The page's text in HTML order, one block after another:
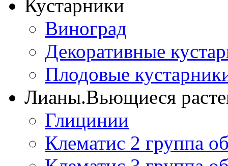
Кустарники
Виноград
Декоративные
Плодовые
Лианы.Вьющиеся
Глицинии
Клематис 2 группа